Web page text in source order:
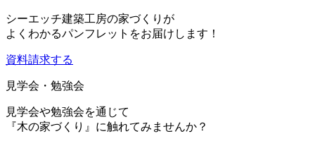
シーエッチ建築工房の家づくりが
よくわかるパンフレットをお届けします！
資料請求する
見学会・勉強会
見学会や勉強会を通じて
『木の家づくり』に触れてみませんか？